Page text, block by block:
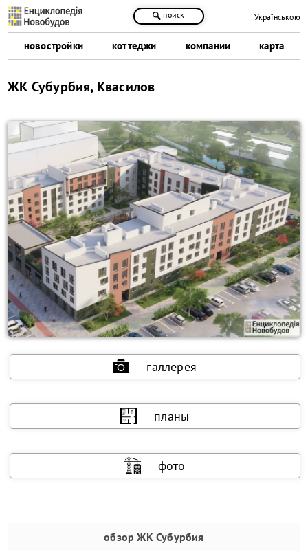
новостройки коттеджи компании карта
поиск Українською
ЖК Субурбия, Квасилов
галлерея
планы
фото
обзор ЖК Субурбия